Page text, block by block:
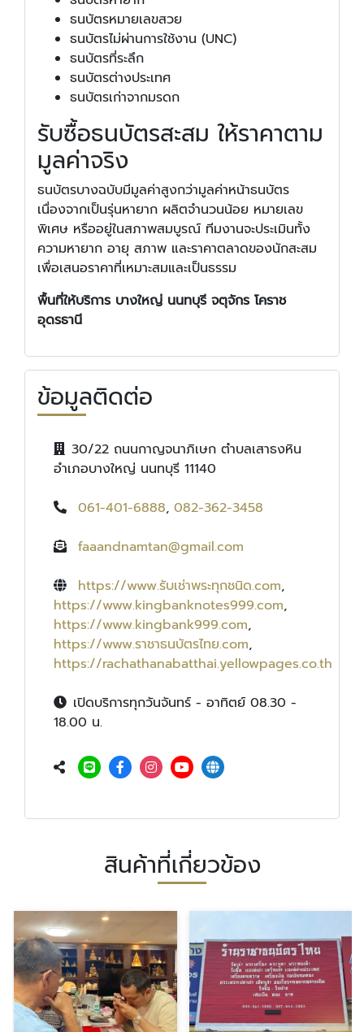
ธนบัตรหมายเลขสวย
ธนบัตรไม่ผ่านการใช้งาน (UNC)
ธนบัตรที่ระลึก
ธนบัตรต่างประเทศ
ธนบัตรเก่าจากมรดก
รับซื้อธนบัตรสะสม ให้ราคาตาม
มูลค่าจริง
ธนบัตรบางฉบับมีมูลค่าสูงกว่ามูลค่าหน้าธนบัตร
เนื่องจากเป็นรุ่นหายาก ผลิตจำนวนน้อย หมายเลข
พิเศษ หรืออยู่ในสภาพสมบูรณ์ ทีมงานจะประเมินทั้ง
ความหายาก อายุ สภาพ และราคาตลาดของนักสะสม
เพื่อเสนอราคาที่เหมาะสมและเป็นธรรม
พื้นที่ให้บริการ บางใหญ่ นนทบุรี จตุจักร โคราช
อุดรธานี
ข้อมูลติดต่อ
30/22 ถนนกาญจนาภิเษก ตำบลเสาธงหิน
อำเภอบางใหญ่ นนทบุรี 11140
061-401-6888, 082-362-3458
faaandnamtan@gmail.com
https://www.รับเช่าพระทุกชนิด.com,
https://www.kingbanknotes999.com,
https://www.kingbank999.com,
https://www.ราชาธนบัตรไทย.com,
https://rachathanabatthai.yellowpages.co.th
เปิดบริการทุกวันจันทร์ - อาทิตย์ 08.30 -
18.00 น.
สินค้าที่เกี่ยวข้อง